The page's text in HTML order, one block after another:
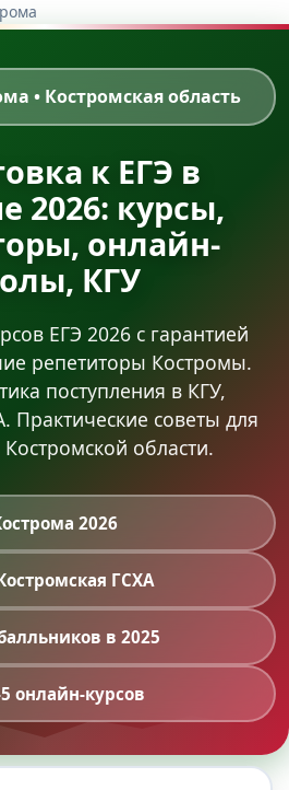
• Костромская область
к ЕГЭ в
2026: курсы,
онлайн-
КГУ
ЕГЭ 2026 с гарантией
репетиторы Костромы.
поступления в КГУ,
Практические советы для
области.
2026
ГСХА
в 2025
онлайн-курсов